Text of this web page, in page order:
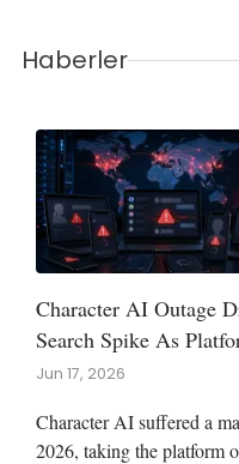
Haberler
Character AI Outage
Search Spike As
Down Globally
Jun 17, 2026
Character AI suffered a
2026, taking the platform